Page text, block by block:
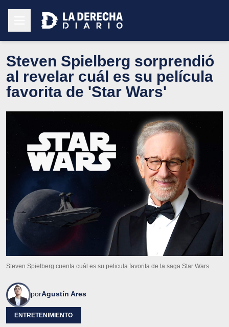
Steven Spielberg sorprendió
al revelar cuál es su película
favorita de 'Star Wars'
Steven Spielberg cuenta cuál es su pelicula favorita de la saga Star Wars
porAgustín Ares
ENTRETENIMIENTO